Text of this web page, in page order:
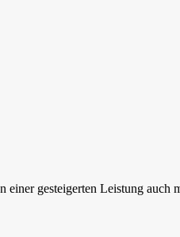
gesteigerten Leistung auch